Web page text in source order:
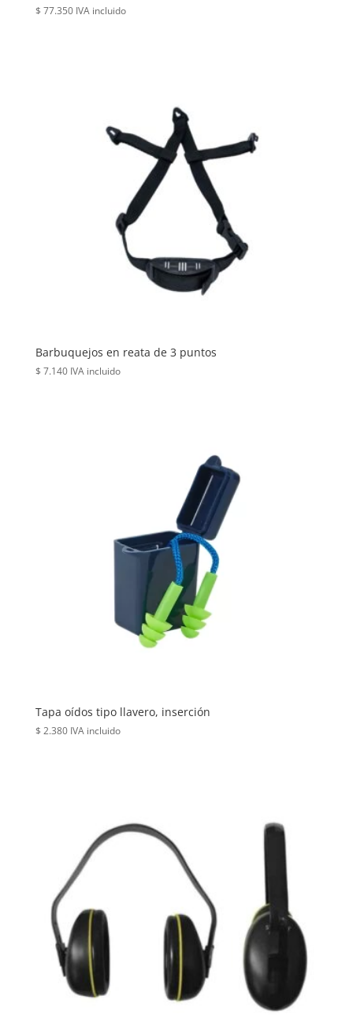
$ 77.350 IVA incluido
Barbuquejos en reata de 3 puntos
$ 7.140 IVA incluido
Tapa oídos tipo llavero, inserción
$ 2.380 IVA incluido